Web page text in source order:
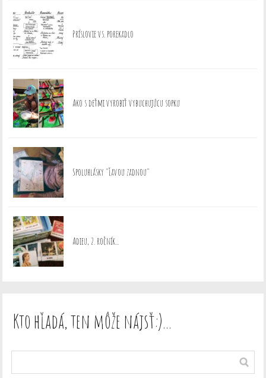
Príslovie vs. porekadlo
Ako s deťmi vyrobiť vybuchujúcu sopku
Spoluhlásky "ľavou zadnou"
Adieu, 2. ročník...
Kto hľadá, ten môže nájsť:)…